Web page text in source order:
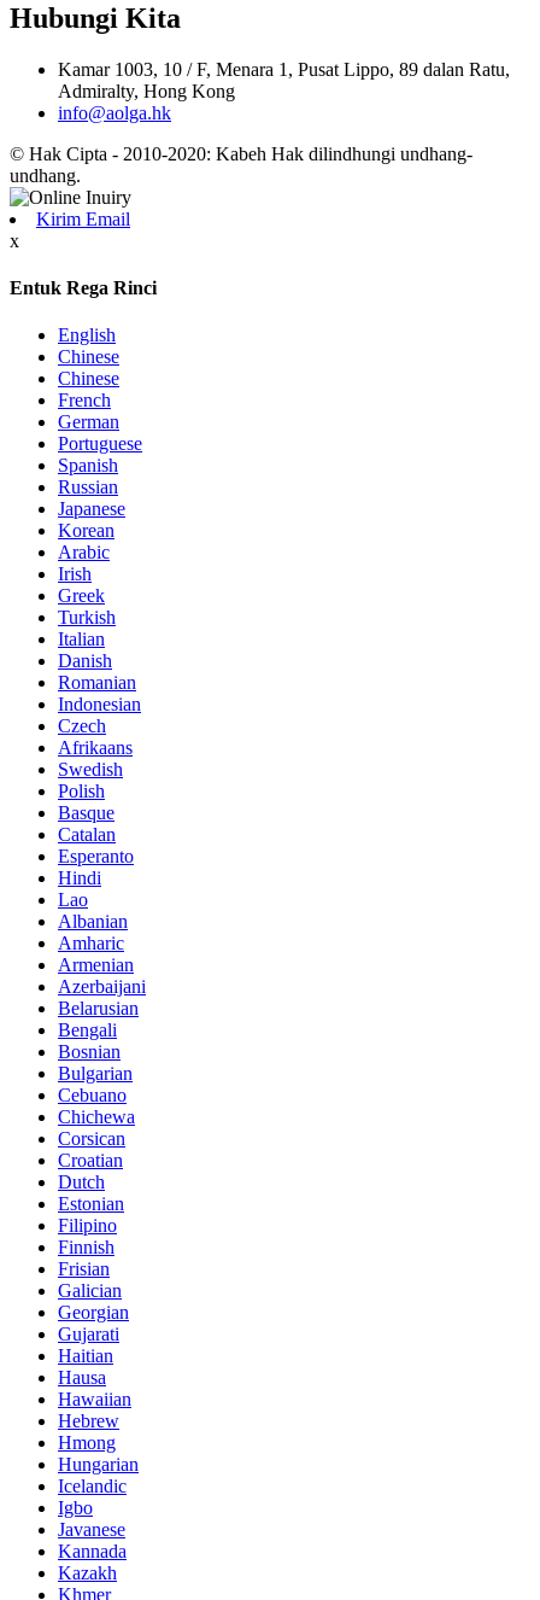
Hubungi Kita
Kamar 1003, 10 / F, Menara 1, Pusat Lippo, 89 dalan Ratu,
Admiralty, Hong Kong
info@aolga.hk
© Hak Cipta - 2010-2020: Kabeh Hak dilindhungi undhang-
undhang.
Kirim Email
x
Entuk Rega Rinci
English
Chinese
Chinese
French
German
Portuguese
Spanish
Russian
Japanese
Korean
Arabic
Irish
Greek
Turkish
Italian
Danish
Romanian
Indonesian
Czech
Afrikaans
Swedish
Polish
Basque
Catalan
Esperanto
Hindi
Lao
Albanian
Amharic
Armenian
Azerbaijani
Belarusian
Bengali
Bosnian
Bulgarian
Cebuano
Chichewa
Corsican
Croatian
Dutch
Estonian
Filipino
Finnish
Frisian
Galician
Georgian
Gujarati
Haitian
Hausa
Hawaiian
Hebrew
Hmong
Hungarian
Icelandic
Igbo
Javanese
Kannada
Kazakh
Khmer